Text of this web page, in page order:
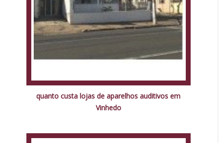
quanto custa lojas de aparelhos auditivos em
Vinhedo